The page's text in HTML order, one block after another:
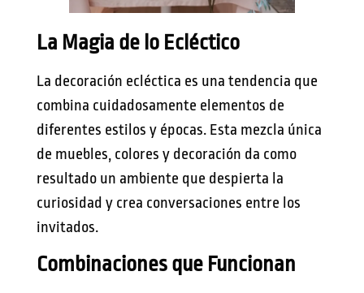
La Magia de lo Ecléctico
La decoración ecléctica es una tendencia que
combina cuidadosamente elementos de
diferentes estilos y épocas. Esta mezcla única
de muebles, colores y decoración da como
resultado un ambiente que despierta la
curiosidad y crea conversaciones entre los
invitados.
Combinaciones que Funcionan